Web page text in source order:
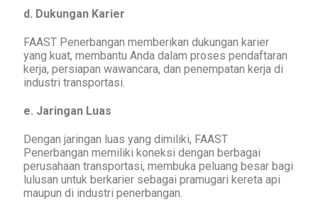
d. Dukungan Karier
FAAST Penerbangan memberikan dukungan karier
yang kuat, membantu Anda dalam proses pendaftaran
kerja, persiapan wawancara, dan penempatan kerja di
industri transportasi.
e. Jaringan Luas
Dengan jaringan luas yang dimiliki, FAAST
Penerbangan memiliki koneksi dengan berbagai
perusahaan transportasi, membuka peluang besar bagi
lulusan untuk berkarier sebagai pramugari kereta api
maupun di industri penerbangan.